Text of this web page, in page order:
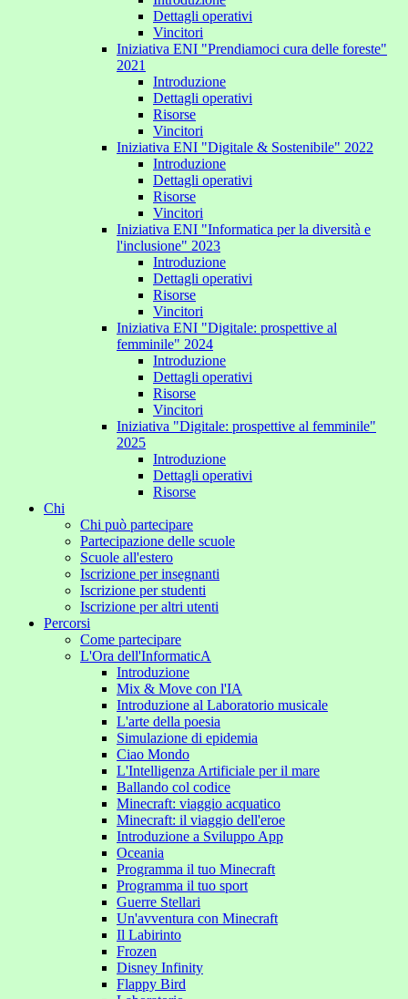
Dettagli operativi
Vincitori
Iniziativa ENI "Prendiamoci cura delle foreste"
2021
Introduzione
Dettagli operativi
Risorse
Vincitori
Iniziativa ENI "Digitale & Sostenibile" 2022
Introduzione
Dettagli operativi
Risorse
Vincitori
Iniziativa ENI "Informatica per la diversità e
l'inclusione" 2023
Introduzione
Dettagli operativi
Risorse
Vincitori
Iniziativa ENI "Digitale: prospettive al
femminile" 2024
Introduzione
Dettagli operativi
Risorse
Vincitori
Iniziativa "Digitale: prospettive al femminile"
2025
Introduzione
Dettagli operativi
Risorse
Chi
Chi può partecipare
Partecipazione delle scuole
Scuole all'estero
Iscrizione per insegnanti
Iscrizione per studenti
Iscrizione per altri utenti
Percorsi
Come partecipare
L'Ora dell'InformaticA
Introduzione
Mix & Move con l'IA
Introduzione al Laboratorio musicale
L'arte della poesia
Simulazione di epidemia
Ciao Mondo
L'Intelligenza Artificiale per il mare
Ballando col codice
Minecraft: viaggio acquatico
Minecraft: il viaggio dell'eroe
Introduzione a Sviluppo App
Oceania
Programma il tuo Minecraft
Programma il tuo sport
Guerre Stellari
Un'avventura con Minecraft
Il Labirinto
Frozen
Disney Infinity
Flappy Bird